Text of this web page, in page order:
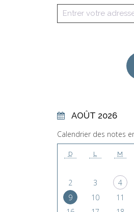
AOÛT 2026
Calendrier des notes
D L M
2
3 4
9
10 11